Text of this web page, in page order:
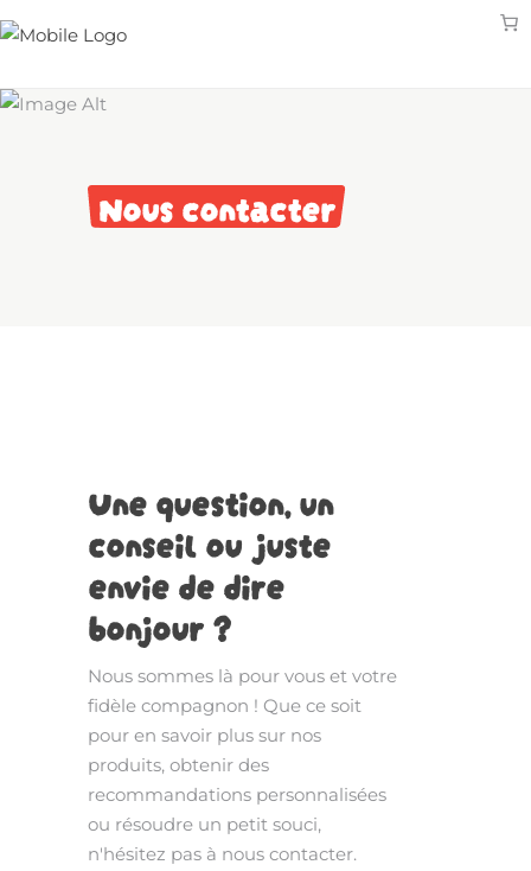
Nous contacter
Une question, un
conseil ou juste
envie de dire
bonjour ?
Nous sommes là pour vous et votre
fidèle compagnon ! Que ce soit
pour en savoir plus sur nos
produits, obtenir des
recommandations personnalisées
ou résoudre un petit souci,
n'hésitez pas à nous contacter.